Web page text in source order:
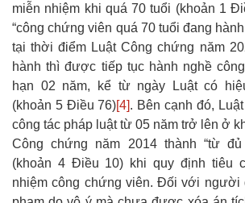
miễn nhiệm khi quá 70 tuổi (khoản 1
“công chứng viên quá 70 tuổi đang
tại thời điểm Luật Công chứng năm
hành thì được tiếp tục hành nghề
hạn 02 năm, kể từ ngày Luật có
(khoản 5 Điều 76)[4]. Bên cạnh đó,
công tác pháp luật từ 05 năm trở lên ở
Công chứng năm 2014 thành “từ
(khoản 4 Điều 10) khi quy định tiêu
nhiệm công chứng viên. Đối với người